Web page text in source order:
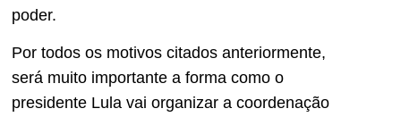
poder.
Por todos os motivos citados anteriormente,
será muito importante a forma como o
presidente Lula vai organizar a coordenação